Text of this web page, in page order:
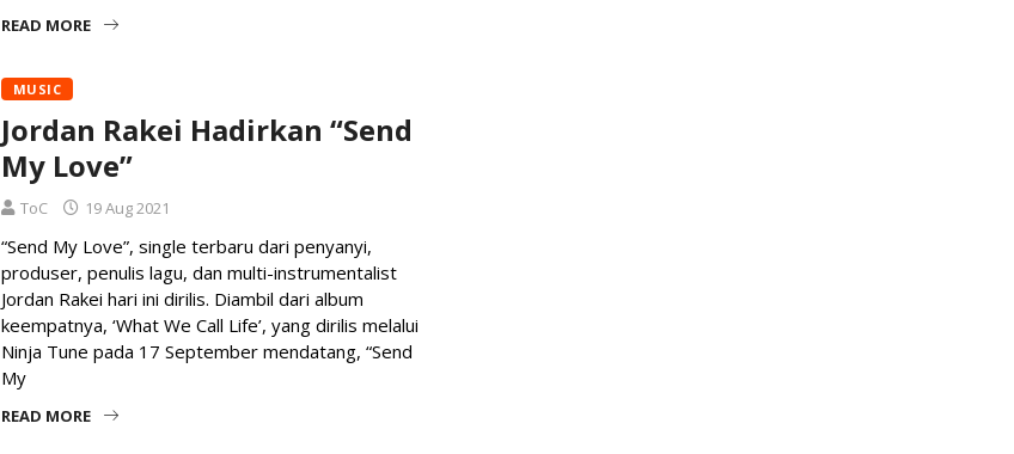
READ MORE
MUSIC
Jordan Rakei Hadirkan “Send
My Love”
ToC 19 Aug 2021
“Send My Love”, single terbaru dari penyanyi,
produser, penulis lagu, dan multi-instrumentalist
Jordan Rakei hari ini dirilis. Diambil dari album
keempatnya, ‘What We Call Life’, yang dirilis melalui
Ninja Tune pada 17 September mendatang, “Send
My
READ MORE